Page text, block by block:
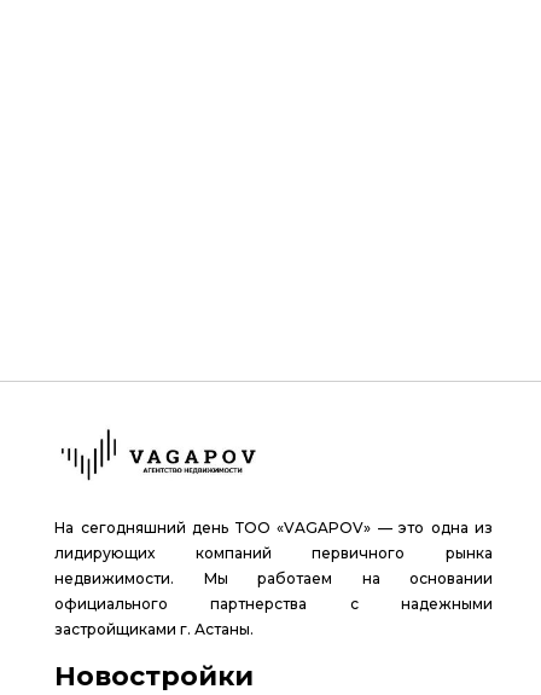
На сегодняшний день ТОО «VAGAPOV» — это одна из
лидирующих компаний первичного рынка
недвижимости. Мы работаем на основании
официального партнерства с надежными
застройщиками г. Астаны.
Новостройки